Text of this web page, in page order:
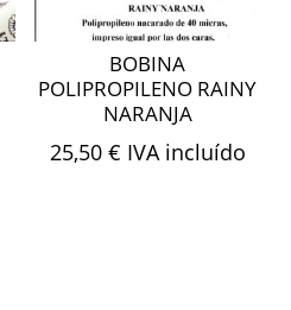
BOBINA
POLIPROPILENO RAINY
NARANJA
25,50 € IVA incluído